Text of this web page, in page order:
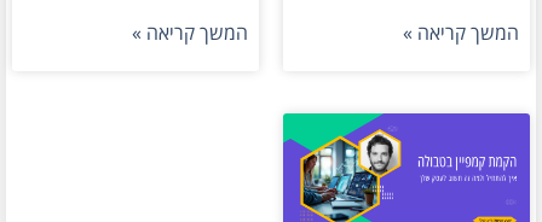
המשך קריאה » המשך קריאה »